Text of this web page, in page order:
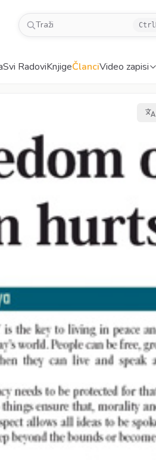
Traži Ctrl
Svi RadoviKnjigeČlanciVideo zapisi